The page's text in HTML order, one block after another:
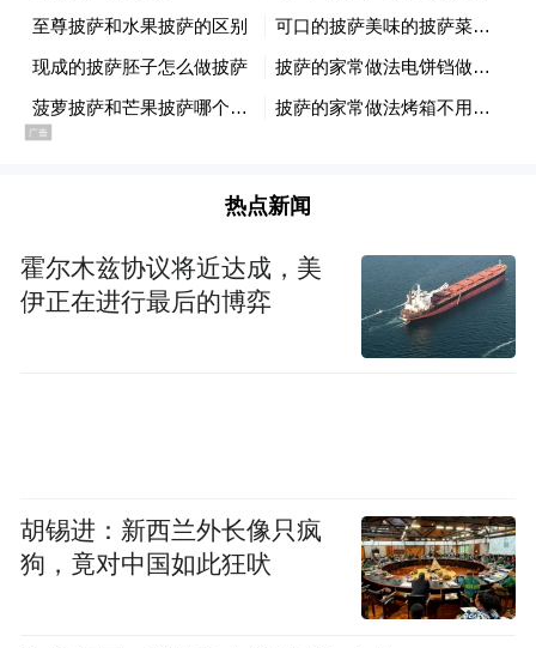
季。
创业不易：从门可罗雀到排队长龙
热点新闻
霍尔木兹协议将近达成，美
伊正在进行最后的博弈
胡锡进：新西兰外长像只疯
狗，竟对中国如此狂吠